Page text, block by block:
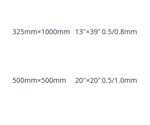
325mm×1000mm 13"×39"0.5/0.8mm
500mm×500mm 20"×20"0.5/1.0mm